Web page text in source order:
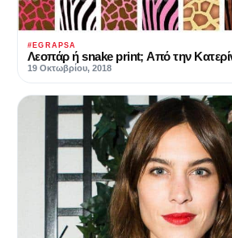
#EGRAPSA
Λεοπάρ ή snake print; Από την
19 Οκτωβρίου, 2018